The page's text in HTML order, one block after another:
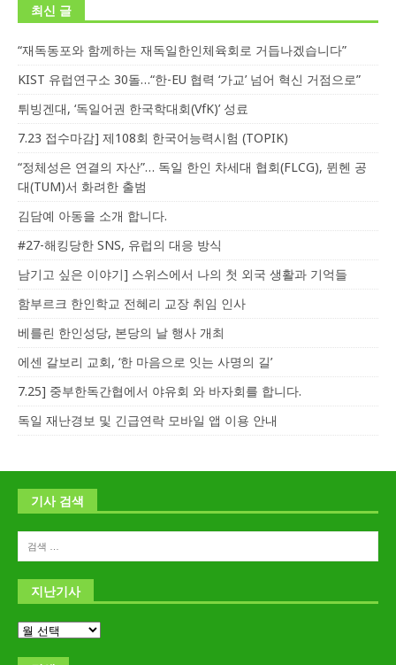
최신 글
“재독동포와 함께하는 재독일한인체육회로 거듭나겠습니다”
KIST 유럽연구소 30돌…“한-EU 협력 ‘가교’ 넘어 혁신 거점으로”
튀빙겐대, ‘독일어권 한국학대회(VfK)’ 성료
7.23 접수마감] 제108회 한국어능력시험 (TOPIK)
“정체성은 연결의 자산”… 독일 한인 차세대 협회(FLCG), 뮌헨 공
대(TUM)서 화려한 출범
김담예 아동을 소개 합니다.
#27-해킹당한 SNS, 유럽의 대응 방식
남기고 싶은 이야기] 스위스에서 나의 첫 외국 생활과 기억들
함부르크 한인학교 전혜리 교장 취임 인사
베를린 한인성당, 본당의 날 행사 개최
에센 갈보리 교회, ‘한 마음으로 잇는 사명의 길’
7.25] 중부한독간협에서 야유회 와 바자회를 합니다.
독일 재난경보 및 긴급연락 모바일 앱 이용 안내
기사 검색
지난기사